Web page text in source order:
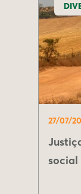
27/07/
social